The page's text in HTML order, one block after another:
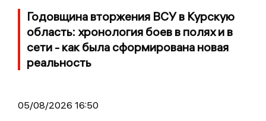
Годовщина вторжения ВСУ в Курскую
область: хронология боев в полях и в
сети - как была сформирована новая
реальность
05/08/2026 16:50